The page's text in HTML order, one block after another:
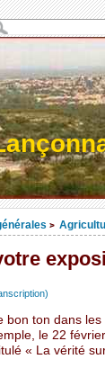
>
bon ton dans
le 22
« La vérité